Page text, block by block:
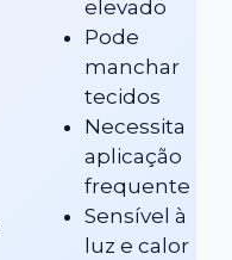
elevado
Pode
manchar
tecidos
Necessita
aplicação
frequente
Sensível à
luz e calor